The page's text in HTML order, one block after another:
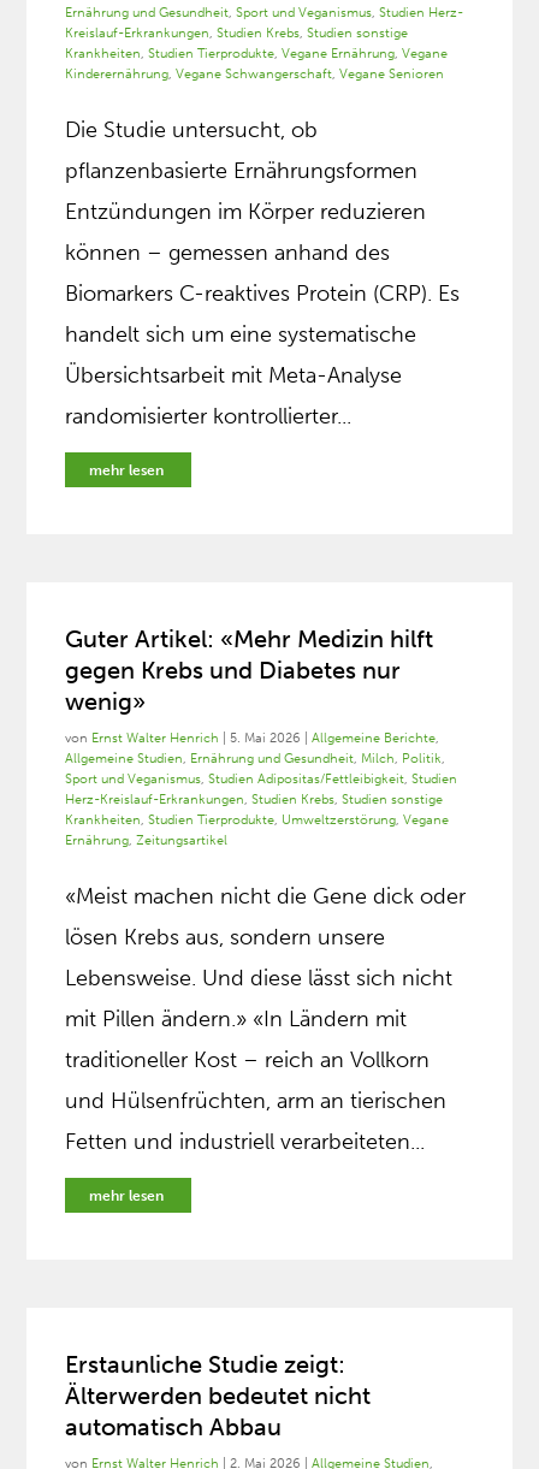
Ernährung und Gesundheit,Sport und Veganismus,Studien Herz-
Kreislauf-Erkrankungen,Studien Krebs,Studien sonstige
Krankheiten,Studien Tierprodukte,Vegane Ernährung,Vegane
Kinderernährung,Vegane Schwangerschaft,Vegane Senioren
Die Studie untersucht, ob
pflanzenbasierte Ernährungsformen
Entzündungen im Körper reduzieren
können – gemessen anhand des
Biomarkers C-reaktives Protein (CRP). Es
handelt sich um eine systematische
Übersichtsarbeit mit Meta-Analyse
randomisierter kontrollierter...
mehr lesen
Guter Artikel: «Mehr Medizin hilft
gegen Krebs und Diabetes nur
wenig»
von Ernst Walter Henrich |5. Mai 2026 |Allgemeine Berichte,
Allgemeine Studien, Ernährung und Gesundheit, Milch, Politik,
Sport und Veganismus,Studien Adipositas/Fettleibigkeit,Studien
Herz-Kreislauf-Erkrankungen,Studien Krebs,Studien sonstige
Krankheiten,Studien Tierprodukte, Umweltzerstörung,Vegane
Ernährung,Zeitungsartikel
«Meist machen nicht die Gene dick oder
lösen Krebs aus, sondern unsere
Lebensweise. Und diese lässt sich nicht
mit Pillen ändern.» «In Ländern mit
traditioneller Kost – reich an Vollkorn
und Hülsenfrüchten, arm an tierischen
Fetten und industriell verarbeiteten...
mehr lesen
Erstaunliche Studie zeigt:
Älterwerden bedeutet nicht
automatisch Abbau
von Ernst Walter Henrich |2. Mai 2026 |Allgemeine Studien,